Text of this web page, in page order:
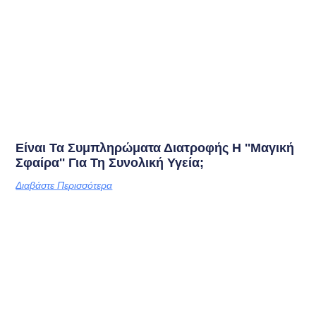
Είναι Τα Συμπληρώματα Διατροφής Η ''μαγική
Σφαίρα'' Για Τη Συνολική Υγεία;
Διαβάστε Περισσότερα